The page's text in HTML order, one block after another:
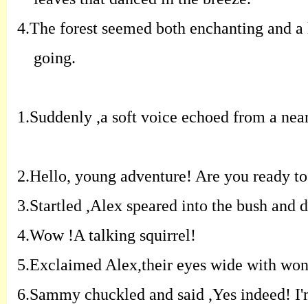
4.The forest seemed both enchanting
going.
1.Suddenly ,a soft voice echoed from a
2.Hello, young adventure! Are you ready
3.Startled ,Alex speared into the bush
4.Wow !A talking squirrel!
5.Exclaimed Alex,their eyes wide with
6.Sammy chuckled and said ,Yes indeed!